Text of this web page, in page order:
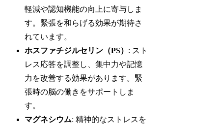
軽減や認知機能の向上に寄与しま
す。緊張を和らげる効果が期待さ
れています。
ホスファチジルセリン（PS） : スト
レス応答を調整し、集中力や記憶
力を改善する効果があります。緊
張時の脳の働きをサポートしま
す。
マグネシウム: 精神的なストレスを